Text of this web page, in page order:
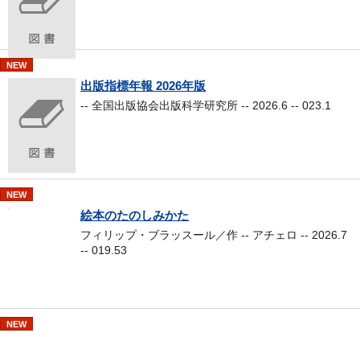
NEW
出版指標年報 2026年版
-- 全国出版協会出版科学研究所 -- 2026.6 -- 023.1
NEW
絵本のたのしみかた
フィリップ・ブラッスール／作 -- アチェロ -- 2026.7
-- 019.53
NEW